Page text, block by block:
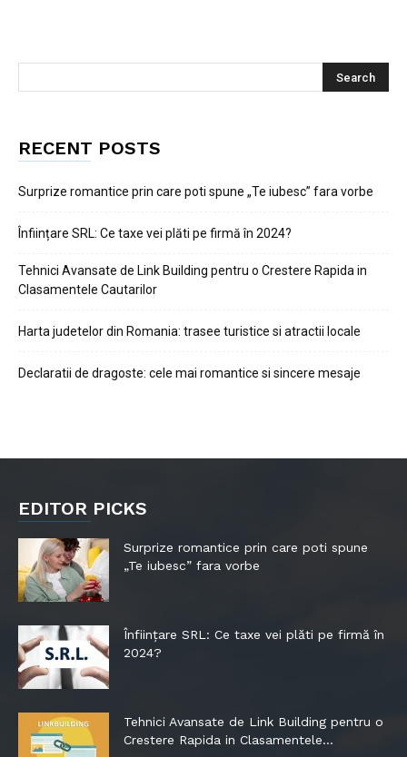
RECENT POSTS
Surprize romantice prin care poti spune „Te iubesc” fara vorbe
Înființare SRL: Ce taxe vei plăti pe firmă în 2024?
Tehnici Avansate de Link Building pentru o Crestere Rapida in
Clasamentele Cautarilor
Harta judetelor din Romania: trasee turistice si atractii locale
Declaratii de dragoste: cele mai romantice si sincere mesaje
EDITOR PICKS
Surprize romantice prin care poti spune
„Te iubesc” fara vorbe
Înființare SRL: Ce taxe vei plăti pe firmă în
2024?
Tehnici Avansate de Link Building pentru o
Crestere Rapida in Clasamentele...